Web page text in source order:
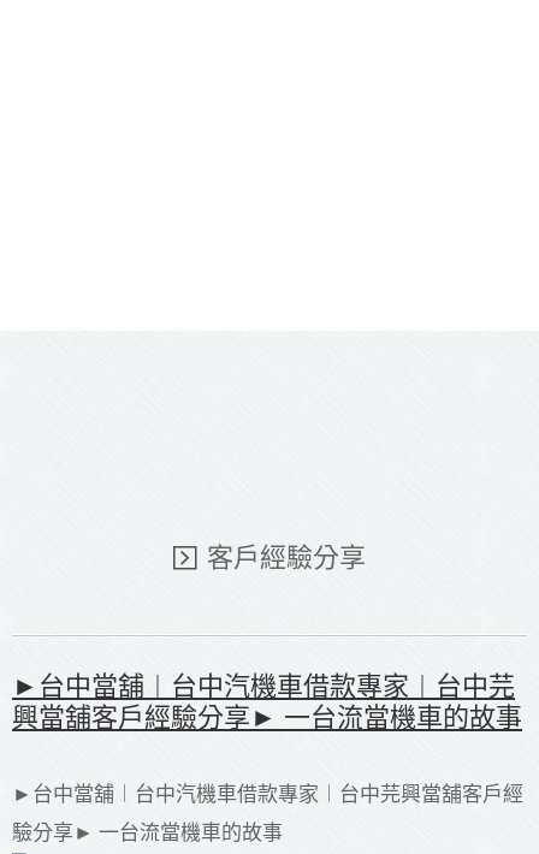
客戶經驗分享
►台中當舖︱台中汽機車借款專家︱台中芫
興當舖客戶經驗分享► 一台流當機車的故事
►台中當舖︱台中汽機車借款專家︱台中芫興當舖客戶經
驗分享► 一台流當機車的故事